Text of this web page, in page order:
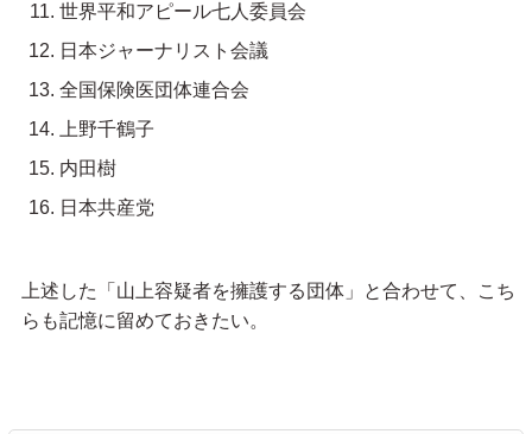
世界平和アピール七人委員会
日本ジャーナリスト会議
全国保険医団体連合会
上野千鶴子
内田樹
日本共産党
上述した「山上容疑者を擁護する団体」と合わせて、こち
らも記憶に留めておきたい。